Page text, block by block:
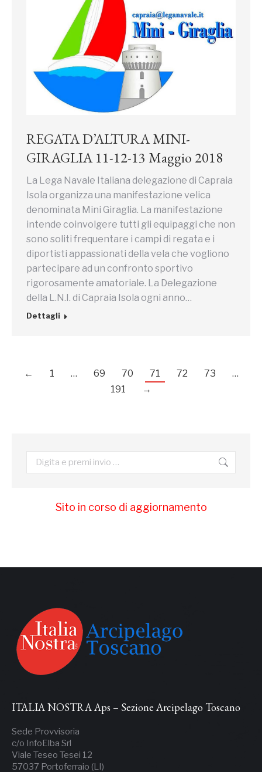
REGATA D’ALTURA MINI-
GIRAGLIA 11-12-13 Maggio 2018
La Lega Navale Italiana delegazione di Capraia
Isola organizza una manifestazione velica
denominata Mini Giraglia. La manifestazione
intende coinvolgere tutti gli equipaggi che non
sono soliti frequentare i campi di regata e i
diportisti appassionati della vela che vogliono
partecipare ad un confronto sportivo
rigorosamente amatoriale. La Delegazione
della L.N.I. di Capraia Isola ogni anno…
Dettagli
← 1 … 69 70 71 72 73
…
191
→
Cerca:
Sito in corso di aggiornamento
ITALIA NOSTRA Aps – Sezione Arcipelago Toscano
Sede Provvisoria
c/o InfoElba Srl
Viale Teseo Tesei 12
57037 Portoferraio (LI)